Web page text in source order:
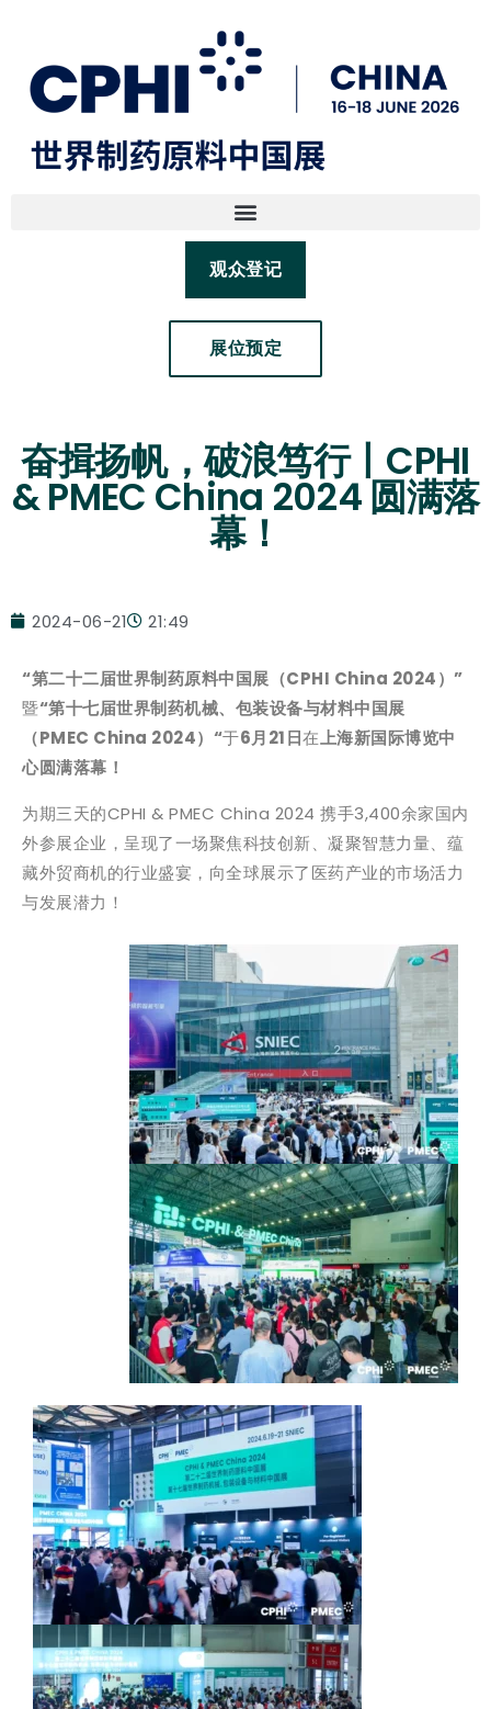
观众登记
展位预定
奋揖扬帆，破浪笃行丨CPHI
& PMEC China 2024 圆满落
幕！
2024-06-21 21:49
“第二十二届世界制药原料中国展（CPHI China 2024）”
暨“第十七届世界制药机械、包装设备与材料中国展
（PMEC China 2024）“于6月21日在上海新国际博览中
心圆满落幕！
为期三天的CPHI & PMEC China 2024 携手3,400余家国内
外参展企业，呈现了一场聚焦科技创新、凝聚智慧力量、蕴
藏外贸商机的行业盛宴，向全球展示了医药产业的市场活力
与发展潜力！